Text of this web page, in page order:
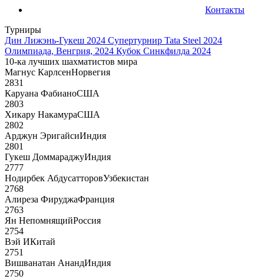
Контакты
Турниры
Дин Лижэнь-Гукеш 2024 Супертурнир Tata Steel 2024
Олимпиада, Венгрия, 2024 Кубок Синкфилда 2024
10-ка лучших шахматистов мира
Магнус КарлсенНорвегия
2831
Каруана ФабианоСША
2803
Хикару НакамураСША
2802
Арджун ЭригайсиИндия
2801
Гукеш ДоммараджуИндия
2777
Нодирбек АбдусатторовУзбекистан
2768
Алиреза ФируджаФранция
2763
Ян НепомнящийРоссия
2754
Вэй ИКитай
2751
Вишванатан АнандИндия
2750